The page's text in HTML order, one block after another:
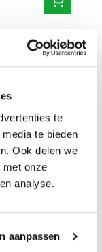
te
te bieden
Ook delen we
met onze
analyse.
aanpassen
HARDWAXOLIE
De
met korrel
vetvrij zijn.
met een
met
droogtijd van 8 -